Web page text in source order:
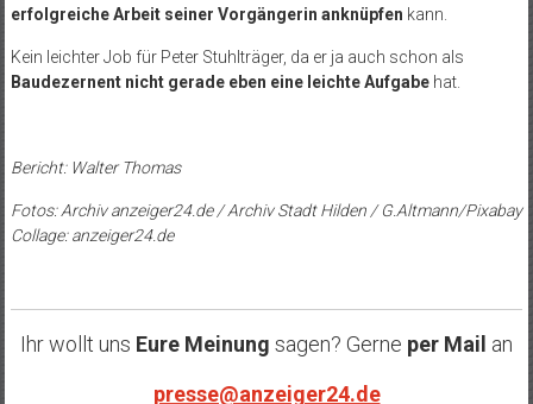
erfolgreiche Arbeit seiner Vorgängerin anknüpfen kann.
Kein leichter Job für Peter Stuhlträger, da er ja auch schon als
Baudezernent nicht gerade eben eine leichte Aufgabehat.
Bericht: Walter Thomas
Fotos: Archiv anzeiger24.de / Archiv Stadt Hilden / G.Altmann/Pixabay
Collage: anzeiger24.de
Ihr wollt uns Eure Meinung sagen? Gerne per Mail an
presse@anzeiger24.de